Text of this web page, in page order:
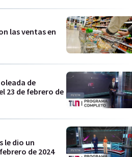
las ventas en
de
23 de febrero de
le dio un
de 2024